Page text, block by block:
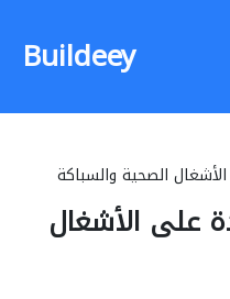
Buildeey
الأشغال الصحية والسباكة
على الأشغال